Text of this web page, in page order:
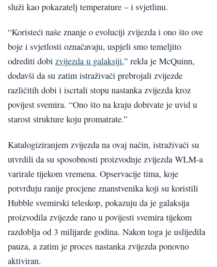
služi kao pokazatelj temperature – i svjetlinu.
“Koristeći naše znanje o evoluciji zvijezda i ono što ove
boje i svjetlosti označavaju, uspjeli smo temeljito
odrediti dobi zvijezda u galaksiji,” rekla je McQuinn,
dodavši da su zatim istraživači prebrojali zvijezde
različitih dobi i iscrtali stopu nastanka zvijezda kroz
povijest svemira. “Ono što na kraju dobivate je uvid u
starost strukture koju promatrate.”
Katalogiziranjem zvijezda na ovaj način, istraživači su
utvrdili da su sposobnosti proizvodnje zvijezda WLM-a
varirale tijekom vremena. Opservacije tima, koje
potvrđuju ranije procjene znanstvenika koji su koristili
Hubble svemirski teleskop, pokazuju da je galaksija
proizvodila zvijezde rano u povijesti svemira tijekom
razdoblja od 3 milijarde godina. Nakon toga je uslijedila
pauza, a zatim je proces nastanka zvijezda ponovno
aktiviran.